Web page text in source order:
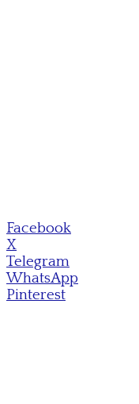
Facebook
X
Telegram
WhatsApp
Pinterest